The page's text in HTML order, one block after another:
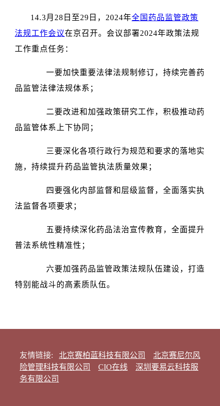
14.3月28日至29日，2024年全国药品监管政策
法规工作会议在京召开。会议部署2024年政策法规
工作重点任务：​
一要加快重要法律法规制修订，持续完善药
品监管法律法规体系；
二要改进和加强政策研究工作，积极推动药
品监管体系上下协同；
三要深化各项行政行为规范和要求的落地实
施，持续提升药品监管执法质量效果；
四要强化内部监督和层级监督，全面落实执
法监督各项要求；
五要持续深化药品法治宣传教育，全面提升
普法系统性精准性；
六要加强药品监管政策法规队伍建设，打造
特别能战斗的高素质队伍。
友情链接: 北京赛柏蓝科技有限公司
北京赛尼尔风
险管理科技有限公司
CIO在线
深圳要易云科技服
务有限公司